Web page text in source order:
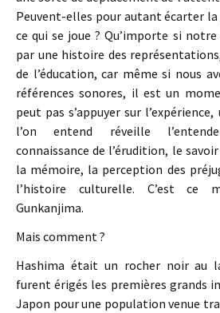
Peuvent-elles pour autant écarter
ce qui se joue ? Qu’importe si
par une histoire des
de l’éducation, car même si nous
références sonores, il est un
peut pas s’appuyer sur
l’on entend réveille
connaissance de l’érudition, le savoir
la mémoire, la perception des
l’histoire culturelle. C’est ce
Gunkanjima.
Mais comment ?
Hashima était un rocher noir au
furent érigés les premières grands
Japon pour une population venue